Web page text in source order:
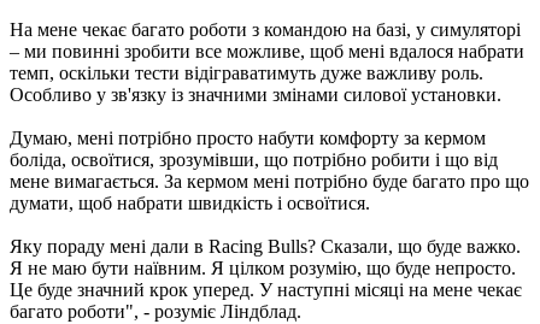
На мене чекає багато роботи з командою на базі, у симуляторі
– ми повинні зробити все можливе, щоб мені вдалося набрати
темп, оскільки тести відіграватимуть дуже важливу роль.
Особливо у зв'язку із значними змінами силової установки.
Думаю, мені потрібно просто набути комфорту за кермом
боліда, освоїтися, зрозумівши, що потрібно робити і що від
мене вимагається. За кермом мені потрібно буде багато про що
думати, щоб набрати швидкість і освоїтися.
Яку пораду мені дали в Racing Bulls? Сказали, що буде важко.
Я не маю бути наївним. Я цілком розумію, що буде непросто.
Це буде значний крок уперед. У наступні місяці на мене чекає
багато роботи", - розуміє Ліндблад.